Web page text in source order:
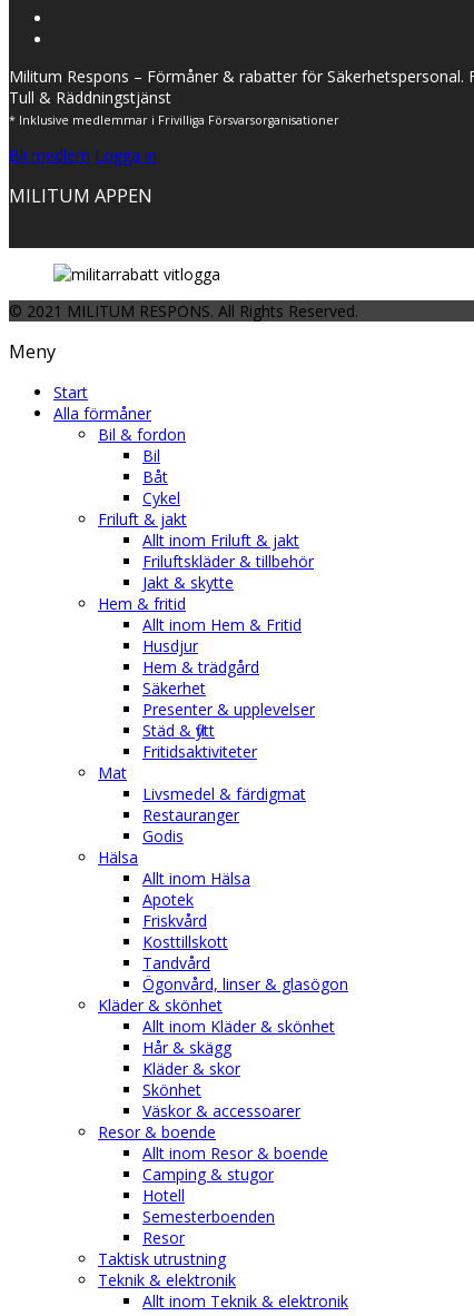
Militum Respons – Förmåner & rabatter för Säkerhetspersonal.
Tull & Räddningstjänst
* Inklusive medlemmar i Frivilliga Försvarsorganisationer
Bli medlem Logga in
MILITUM APPEN
© 2021 MILITUM RESPONS. All Rights Reserved.
Meny
Start
Alla förmåner
Bil & fordon
Bil
Båt
Cykel
Friluft & jakt
Allt inom Friluft & jakt
Friluftskläder & tillbehör
Jakt & skytte
Hem & fritid
Allt inom Hem & Fritid
Husdjur
Hem & trädgård
Säkerhet
Presenter & upplevelser
Städ & flytt
Fritidsaktiviteter
Mat
Livsmedel & färdigmat
Restauranger
Godis
Hälsa
Allt inom Hälsa
Apotek
Friskvård
Kosttillskott
Tandvård
Ögonvård, linser & glasögon
Kläder & skönhet
Allt inom Kläder & skönhet
Hår & skägg
Kläder & skor
Skönhet
Väskor & accessoarer
Resor & boende
Allt inom Resor & boende
Camping & stugor
Hotell
Semesterboenden
Resor
Taktisk utrustning
Teknik & elektronik
Allt inom Teknik & elektronik